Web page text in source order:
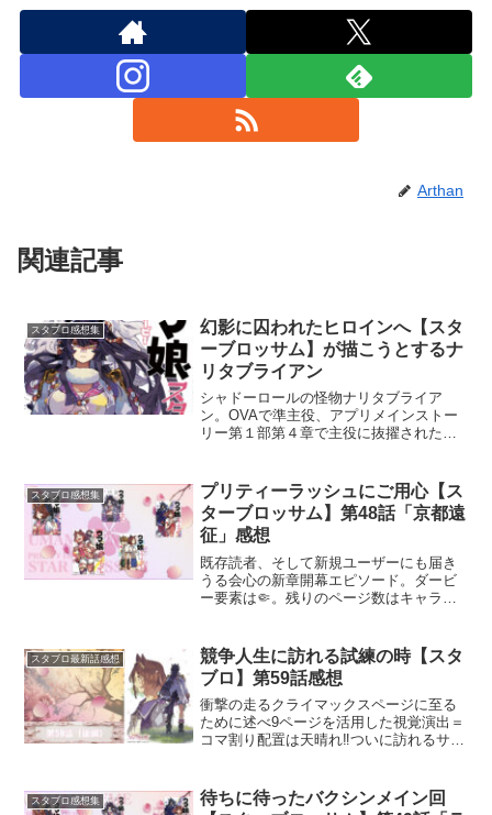
Arthan
関連記事
スタブロ感想集
幻影に囚われたヒロインへ【スタ
ーブロッサム】が描こうとするナ
リタブライアン
シャドーロールの怪物ナリタブライア
ン。OVAで準主役、アプリメインストー
リー第１部第４章で主役に抜擢された彼
スタブロ感想集
プリティーラッシュにご用心【ス
ターブロッサム】第48話「京都遠
征」感想
既存読者、そして新規ユーザーにも届き
うる会心の新章開幕エピソード。ダービ
ー要素は🤏。残りのページ数はキャラク
ムなエピソードですね。
スタブロ最新話感想
競争人生に訪れる試練の時【スタ
ブロ】第59話感想
衝撃の走るクライマックスページに至る
ために述べ9ページを活用した視覚演出＝
コマ割り配置は天晴れ‼️ついに訪れるサク
劇。スタブロ初となる“前後編”という意義
を受け止める他な...
スタブロ感想集
待ちに待ったバクシンメイン回